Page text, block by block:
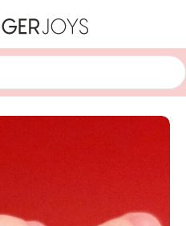
Стеклянные кольца